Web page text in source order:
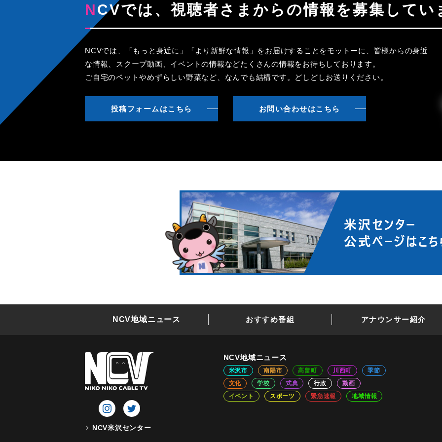
NCVでは、視聴者さまからの情報を募集してい
NCVでは、「もっと身近に」「より新鮮な情報」をお届けすることをモットーに、皆様からの身近
な情報、スクープ動画、イベントの情報などたくさんの情報をお待ちしております。
ご自宅のペットやめずらしい野菜など、なんでも結構です。どしどしお送りください。
投稿フォームはこちら お問い合わせはこちら
NCV地域ニュース おすすめ番組 アナウンサー紹介
NCV米沢センター
NCV地域ニュース
米沢市 南陽市 高畠町 川西町
季節
文化
学校 式典 行政
動画
イベント
スポーツ 緊急速報 地域情報